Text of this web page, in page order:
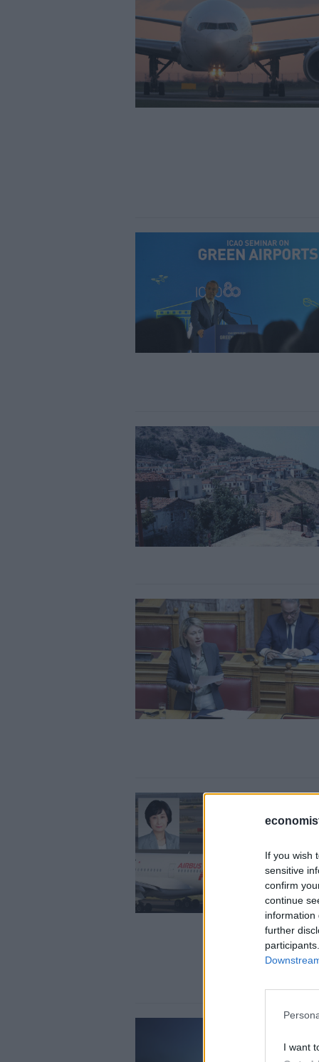
If you wish
sensitive
confirm
continue
information
further
I want